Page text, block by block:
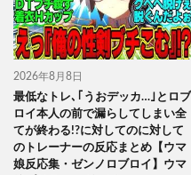
2026年8月8日
最低なトレ､｢うおデッカ…｣とロブ
ロイ本人の前で漏らしてしまい全
てが終わる!?に対してのに対して
のトレーナーの反応まとめ【ウマ
娘反応集・ゼンノロブロイ】ウマ